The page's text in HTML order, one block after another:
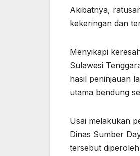
Akibatnya,
kekeringan dan
Menyikapi
Sulawesi
hasil peninjauan
utama bendung
Usai melakukan
Dinas Sumber
tersebut